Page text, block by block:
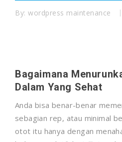
By: wordpress maintenance
Bagaimana
Dalam Yang Sehat
Anda bisa benar-benar
sebagian rep, atau minimal
otot itu hanya dengan